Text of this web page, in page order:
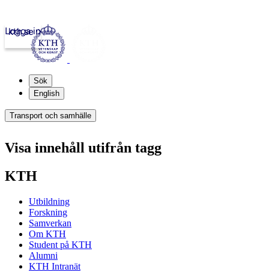
kth.se
Logga in
Sök
English
Transport och samhälle
Visa innehåll utifrån tagg
KTH
Utbildning
Forskning
Samverkan
Om KTH
Student på KTH
Alumni
KTH Intranät